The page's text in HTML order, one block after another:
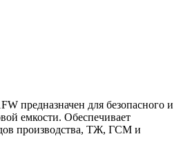
предназначен для безопасного и
емкости. Обеспечивает
производства, ТЖ, ГСМ и